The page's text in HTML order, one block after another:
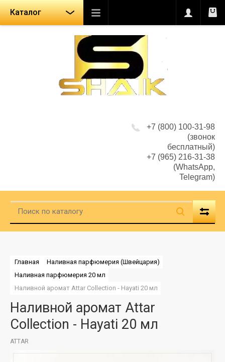
Каталог
+7 (800) 100-31-98
(звонок
бесплатный)
+7 (965) 216-31-38
(WhatsApp,
Telegram)
Главная
Наливная парфюмерия (Швейцария)
Наливная парфюмерия 20 мл
Наливной аромат Attar Collection - Hayati 20 мл
Наливной аромат Attar
Collection - Hayati 20 мл
ATTAR